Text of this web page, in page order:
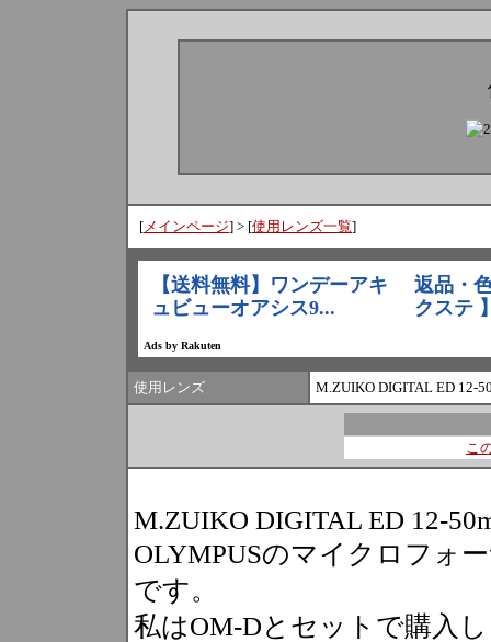
[メインページ] > [使用レンズ一覧]
使用レンズ M.ZUIKO DIGITAL ED 12-
こ
M.ZUIKO DIGITAL ED 12-
OLYMPUSのマイクロフォ
です。
私はOM-Dとセットで購入